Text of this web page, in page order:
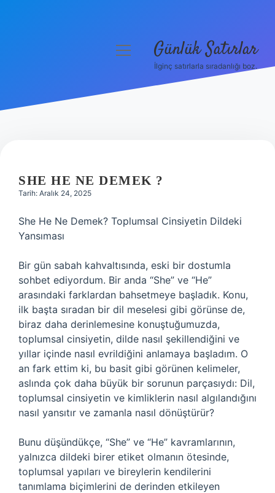
Hakkımızda
menüyü Günlük Satırlar
İlginç satırlarla sıradanlığı boz.
SHE HE NE DEMEK ?
Tarih: Aralık 24, 2025
She He Ne Demek? Toplumsal Cinsiyetin Dildeki
Yansıması
Bir gün sabah kahvaltısında, eski bir dostumla
sohbet ediyordum. Bir anda “She” ve “He”
arasındaki farklardan bahsetmeye başladık. Konu,
ilk başta sıradan bir dil meselesi gibi görünse de,
biraz daha derinlemesine konuştuğumuzda,
toplumsal cinsiyetin, dilde nasıl şekillendiğini ve
yıllar içinde nasıl evrildiğini anlamaya başladım. O
an fark ettim ki, bu basit gibi görünen kelimeler,
aslında çok daha büyük bir sorunun parçasıydı: Dil,
toplumsal cinsiyetin ve kimliklerin nasıl algılandığını
nasıl yansıtır ve zamanla nasıl dönüştürür?
Bunu düşündükçe, “She” ve “He” kavramlarının,
yalnızca dildeki birer etiket olmanın ötesinde,
toplumsal yapıları ve bireylerin kendilerini
tanımlama biçimlerini de derinden etkileyen